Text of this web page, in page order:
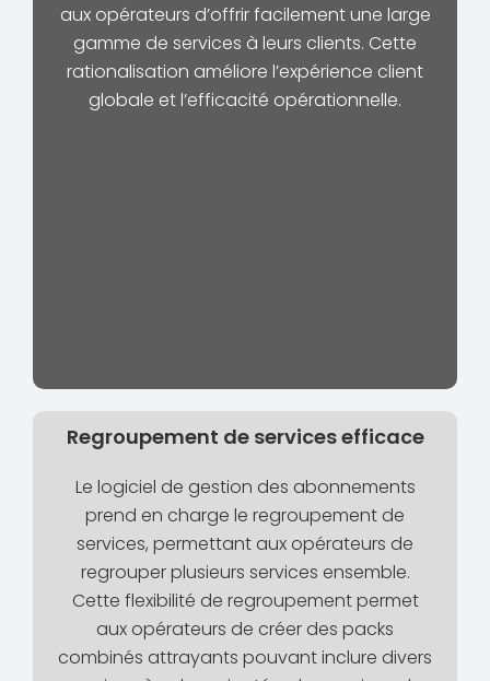
aux opérateurs d’offrir facilement une large
gamme de services à leurs clients. Cette
rationalisation améliore l’expérience client
globale et l’efficacité opérationnelle.
Regroupement de services efficace
Le logiciel de gestion des abonnements
prend en charge le regroupement de
services, permettant aux opérateurs de
regrouper plusieurs services ensemble.
Cette flexibilité de regroupement permet
aux opérateurs de créer des packs
combinés attrayants pouvant inclure divers